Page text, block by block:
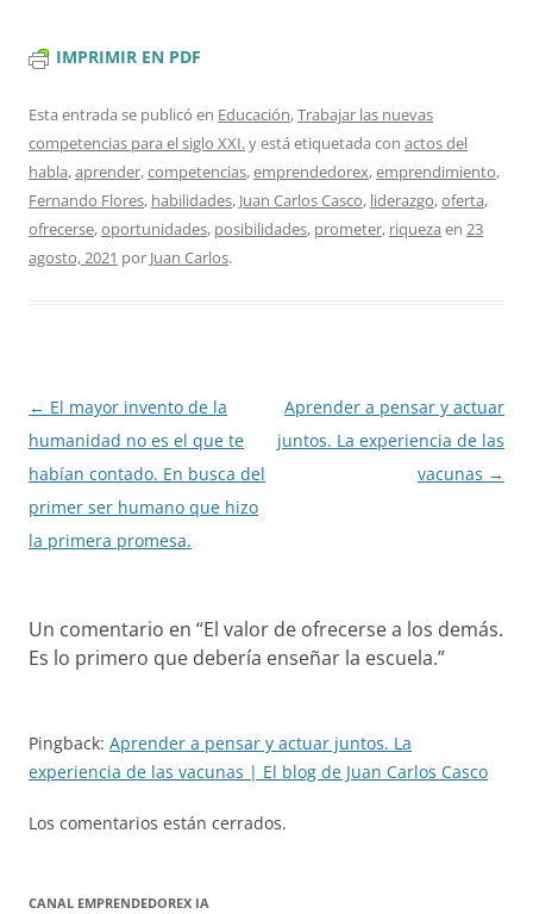
IMPRIMIR EN PDF
Esta entrada se publicó en Educación,Trabajar las nuevas
competencias para el siglo XXI.y está etiquetada con actos del
habla,aprender,competencias,emprendedorex,emprendimiento,
Fernando Flores, habilidades, Juan Carlos Casco, liderazgo,oferta,
ofrecerse,oportunidades, posibilidades, prometer, riqueza en 23
agosto, 2021 por Juan Carlos.
Navegación
de
entradas
← El mayor invento de la
humanidad no es el que te
habían contado. En busca del
primer ser humano que hizo
la primera promesa.
Aprender a pensar y actuar
juntos. La experiencia de las
vacunas →
Un comentario en “El valor de ofrecerse a los demás.
Es lo primero que debería enseñar la escuela.”
Pingback: Aprender a pensar y actuar juntos. La
experiencia de las vacunas | El blog de Juan Carlos Casco
Los comentarios están cerrados.
CANAL EMPRENDEDOREX IA